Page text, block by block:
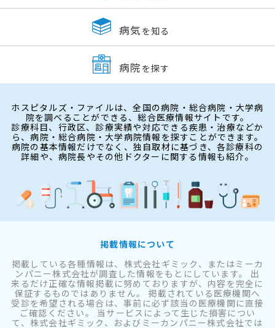
病気 を知る
病院 を探す
ホスピタルズ・ファイルは、全国の病院・総合病院・大学病
院を調べることができる、総合医療情報サイトです。
診療科目、行政区、診療実績や対応できる疾患・治療などか
ら、病院・総合病院・大学病院情報を探すことができます。
病院の基本情報だけでなく、独自取材に基づき、各診療科の
詳細や、病院長やその他ドクターに関する情報も紹介。
掲載情報について
掲載している各種情報は、株式会社ギミック、またはミーカ
ンパニー株式会社が調査した情報をもとにしています。 出
来るだけ正確な情報掲載に努めておりますが、内容を完全に
保証するものではありません。 掲載されている医療機関へ
受診を希望される場合は、事前に必ず該当の医療機関に直接
ご確認ください。 当サービスによって生じた損害につい
て、株式会社ギミック、およびミーカンパニー株式会社では